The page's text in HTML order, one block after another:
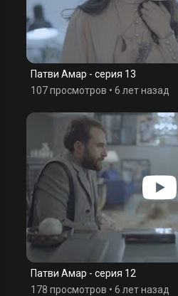
Патви Амар - серия 13
107 просмотров • 6 лет назад
Патви Амар - серия 12
178 просмотров • 6 лет назад